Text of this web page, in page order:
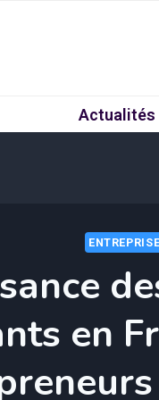
Actualités
ENTREPRISE
en